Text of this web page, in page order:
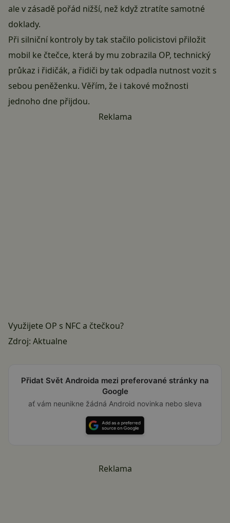
ale v zásadě pořád nižší, než když ztratíte samotné
doklady.
Při silniční kontroly by tak stačilo policistovi přiložit
mobil ke čtečce, která by mu zobrazila OP, technický
průkaz i řidičák, a řidiči by tak odpadla nutnost vozit s
sebou peněženku. Věřím, že i takové možnosti
jednoho dne přijdou.
Reklama
Využijete OP s NFC a čtečkou?
Zdroj: Aktualne
Přidat Svět Androida mezi preferované stránky na
Google
ať vám neunikne žádná Android novinka nebo sleva
Reklama